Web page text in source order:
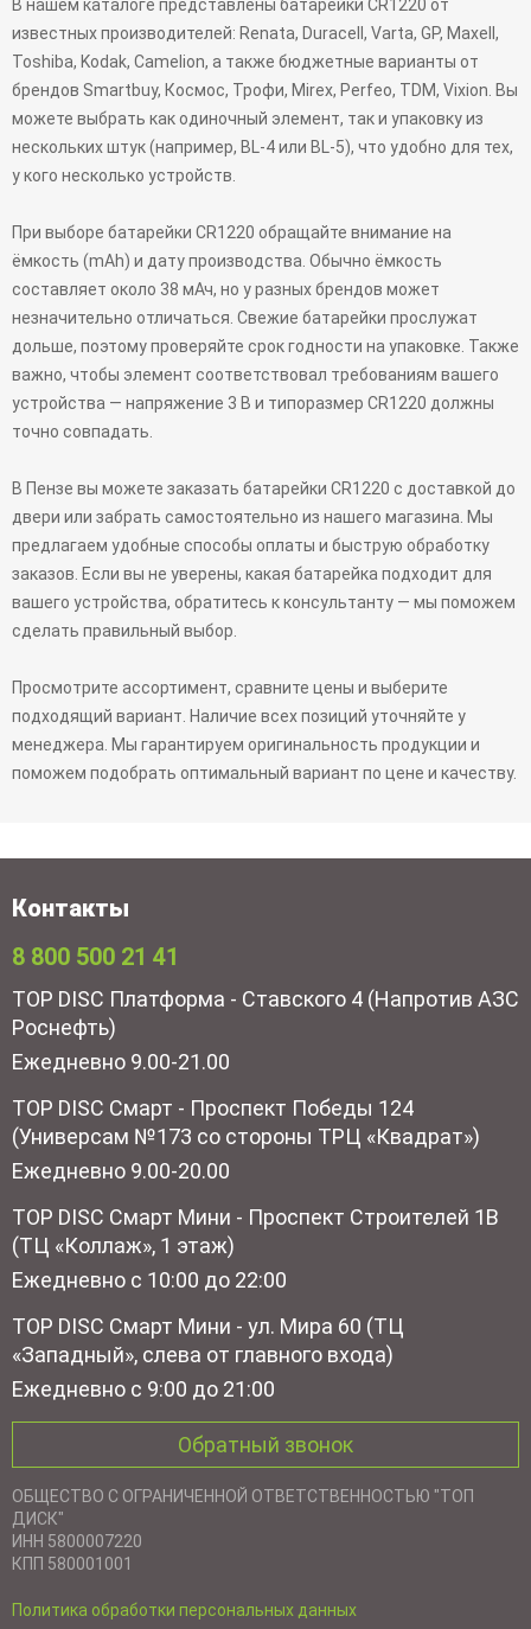
В нашем каталоге представлены батарейки CR1220 от
известных производителей: Renata, Duracell, Varta, GP, Maxell,
Toshiba, Kodak, Camelion, а также бюджетные варианты от
брендов Smartbuy, Космос, Трофи, Mirex, Perfeo, TDM, Vixion. Вы
можете выбрать как одиночный элемент, так и упаковку из
нескольких штук (например, BL-4 или BL-5), что удобно для тех,
у кого несколько устройств.
При выборе батарейки CR1220 обращайте внимание на
ёмкость (mAh) и дату производства. Обычно ёмкость
составляет около 38 мАч, но у разных брендов может
незначительно отличаться. Свежие батарейки прослужат
дольше, поэтому проверяйте срок годности на упаковке. Также
важно, чтобы элемент соответствовал требованиям вашего
устройства — напряжение 3 В и типоразмер CR1220 должны
точно совпадать.
В Пензе вы можете заказать батарейки CR1220 с доставкой до
двери или забрать самостоятельно из нашего магазина. Мы
предлагаем удобные способы оплаты и быструю обработку
заказов. Если вы не уверены, какая батарейка подходит для
вашего устройства, обратитесь к консультанту — мы поможем
сделать правильный выбор.
Просмотрите ассортимент, сравните цены и выберите
подходящий вариант. Наличие всех позиций уточняйте у
менеджера. Мы гарантируем оригинальность продукции и
поможем подобрать оптимальный вариант по цене и качеству.
Контакты
8 800 500 21 41
TOP DISC Платформа - Ставского 4 (Напротив АЗС
Роснефть)
Ежедневно 9.00-21.00
TOP DISC Смарт - Проспект Победы 124
(Универсам №173 со стороны ТРЦ «Квадрат»)
Ежедневно 9.00-20.00
TOP DISC Смарт Мини - Проспект Строителей 1В
(ТЦ «Коллаж», 1 этаж)
Ежедневно с 10:00 до 22:00
TOP DISC Смарт Мини - ул. Мира 60 (ТЦ
«Западный», слева от главного входа)
Ежедневно с 9:00 до 21:00
Обратный звонок
ОБЩЕСТВО С ОГРАНИЧЕННОЙ ОТВЕТСТВЕННОСТЬЮ "ТОП
ДИСК"
ИНН 5800007220
КПП 580001001
Политика обработки персональных данных